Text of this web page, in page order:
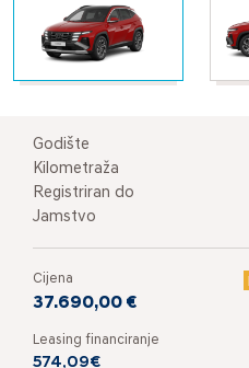
Godište
Kilometraža
Registriran do
Jamstvo
Cijena
37.690,00 €
Leasing financiranje
574,09€